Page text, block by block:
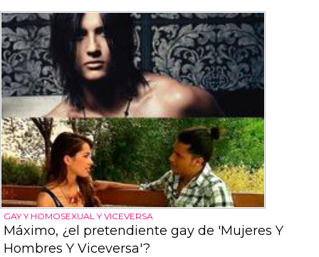
GAY Y HOMOSEXUAL Y VICEVERSA
Máximo, ¿el pretendiente gay de 'Mujeres Y
Hombres Y Viceversa'?